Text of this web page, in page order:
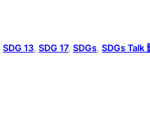
SDG 13, SDG 17, SDGs, SDGs Talk